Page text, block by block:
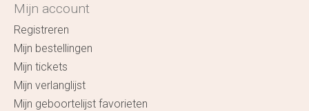
Mijn account
Registreren
Mijn bestellingen
Mijn tickets
Mijn verlanglijst
Mijn geboortelijst favorieten